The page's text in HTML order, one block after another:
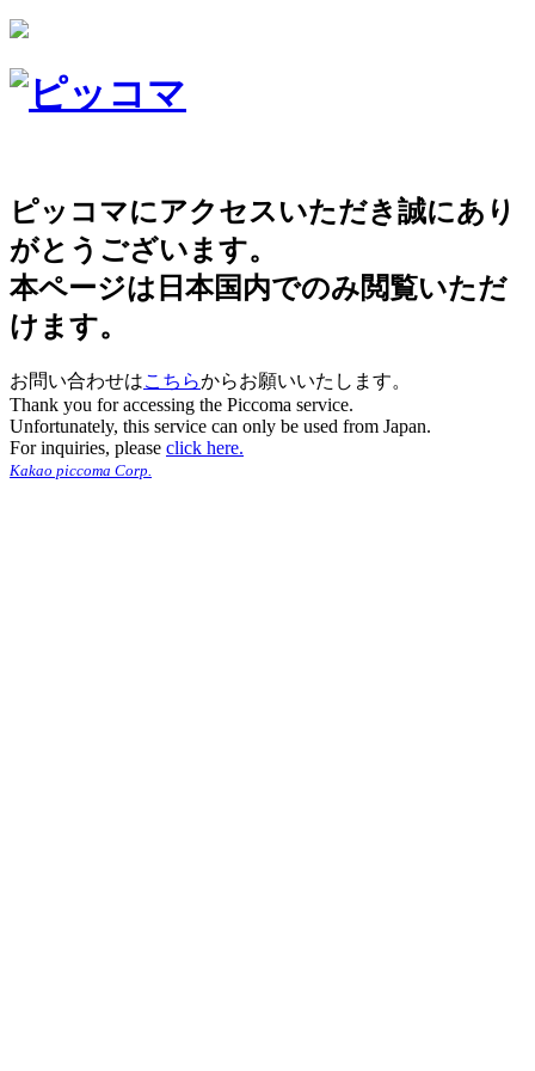
ピッコマにアクセスいただき誠にあり
がとうございます。
本ページは日本国内でのみ閲覧いただ
けます。
お問い合わせはこちらからお願いいたします。
Thank you for accessing the Piccoma service.
Unfortunately, this service can only be used from Japan.
For inquiries, please click here.
Kakao piccoma Corp.